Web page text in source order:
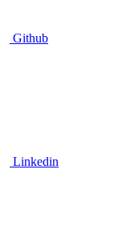
Github
Linkedin